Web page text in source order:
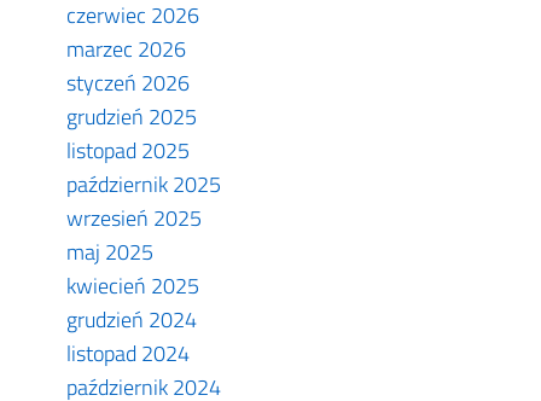
czerwiec 2026
marzec 2026
styczeń 2026
grudzień 2025
listopad 2025
październik 2025
wrzesień 2025
maj 2025
kwiecień 2025
grudzień 2024
listopad 2024
październik 2024